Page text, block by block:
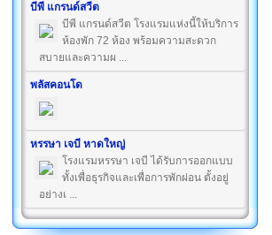
บีพี แกรนด์สวีต
บีพี แกรนด์สวีต โรงแรมแห่งนี้ให้บริการ
ห้องพัก 72 ห้อง พร้อมความสะดวก
สบายและความผ ...
พลัสคอนโด
หรรษา เจบี หาดใหญ่
โรงแรมหรรษา เจบี ได้รับการออกแบบ
ทั้งเพื่อธุรกิจและเพื่อการพักผ่อน ตั้งอยู่
อย่างเ ...